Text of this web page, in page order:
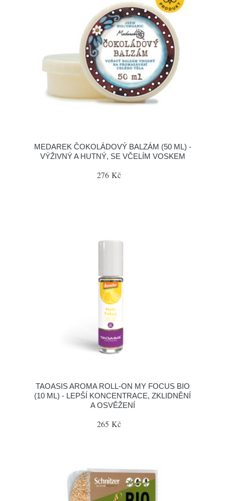
MEDAREK ČOKOLÁDOVÝ BALZÁM (50 ML) -
VÝŽIVNÝ A HUTNÝ, SE VČELÍM VOSKEM
276 Kč
TAOASIS AROMA ROLL-ON MY FOCUS BIO
(10 ML) - LEPŠÍ KONCENTRACE, ZKLIDNĚNÍ
A OSVĚŽENÍ
265 Kč